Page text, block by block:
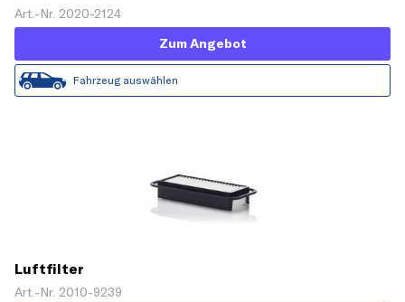
Art.-Nr. 2020-2124
Zum Angebot
Fahrzeug auswählen
Luftfilter
Art.-Nr. 2010-9239